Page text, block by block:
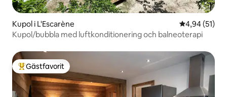
Kupol i L'Escarène 4,94 av 5 i
4,94 (51)
Kupol/bubbla med luftkonditionering och balneoterapi
Populär gästfavorit
Gästfavorit